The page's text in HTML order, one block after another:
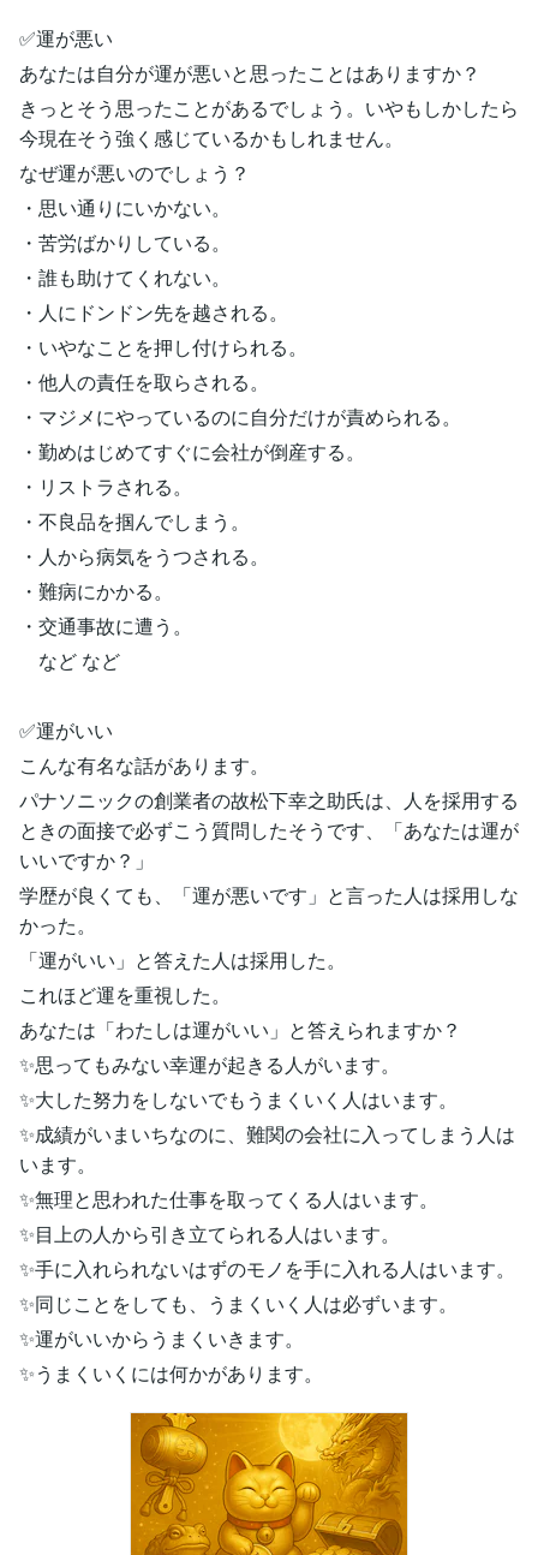
✅運が悪い
あなたは自分が運が悪いと思ったことはありますか？
きっとそう思ったことがあるでしょう。いやもしかしたら
今現在そう強く感じているかもしれません。
なぜ運が悪いのでしょう？
・思い通りにいかない。
・苦労ばかりしている。
・誰も助けてくれない。
・人にドンドン先を越される。
・いやなことを押し付けられる。
・他人の責任を取らされる。
・マジメにやっているのに自分だけが責められる。
・勤めはじめてすぐに会社が倒産する。
・リストラされる。
・不良品を掴んでしまう。
・人から病気をうつされる。
・難病にかかる。
・交通事故に遭う。
など など
✅運がいい
こんな有名な話があります。
パナソニックの創業者の故松下幸之助氏は、人を採用する
ときの面接で必ずこう質問したそうです、「あなたは運が
いいですか？」
学歴が良くても、「運が悪いです」と言った人は採用しな
かった。
「運がいい」と答えた人は採用した。
これほど運を重視した。
あなたは「わたしは運がいい」と答えられますか？
✨思ってもみない幸運が起きる人がいます。
✨大した努力をしないでもうまくいく人はいます。
✨成績がいまいちなのに、難関の会社に入ってしまう人は
います。
✨無理と思われた仕事を取ってくる人はいます。
✨目上の人から引き立てられる人はいます。
✨手に入れられないはずのモノを手に入れる人はいます。
✨同じことをしても、うまくいく人は必ずいます。
✨運がいいからうまくいきます。
✨うまくいくには何かがあります。